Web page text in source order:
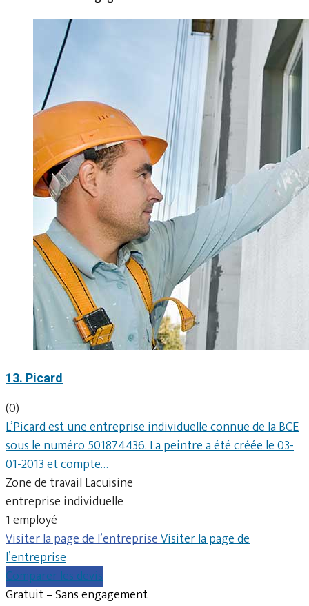
13. Picard
(0)
L’Picard est une entreprise individuelle connue de la BCE
sous le numéro 501874436. La peintre a été créée le 03-
01-2013 et compte…
Zone de travail Lacuisine
entreprise individuelle
1 employé
Visiter la page de l’entrepriseVisiter la page de
l’entreprise
Comparer les devis
Gratuit – Sans engagement